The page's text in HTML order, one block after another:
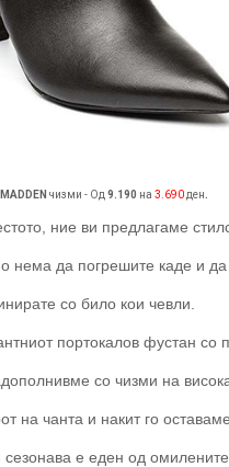
чизми - Од 9.190 на 3.690ден
ние ви предлагаме
нема да погрешите каде и да
со било кои чевли.
портокалов фустан со
со чизми на
на чанта и накит го
сезонава е еден од